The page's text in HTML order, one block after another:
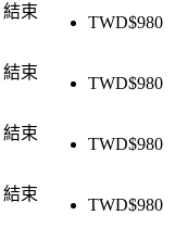
結束
TWD$980
結束
TWD$980
結束
TWD$980
結束
TWD$980